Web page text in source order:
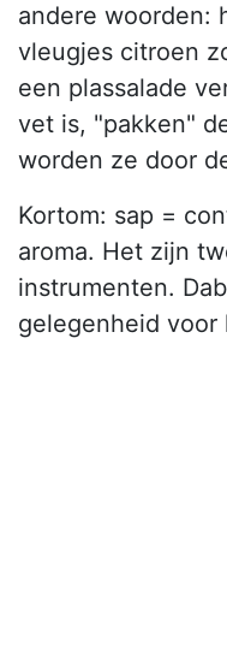
andere woorden:
vleugjes citroen
een plassalade
vet is, "pakken"
worden ze door
Kortom: sap =
aroma. Het zijn
instrumenten.
gelegenheid voor